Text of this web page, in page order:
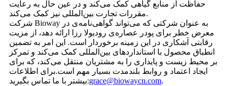
حفاظت از منابع گیاهی کمک می‌کند و در عین حال به رعایت
مقررات تجارت بین‌المللی نیز کمک می‌کند.
شرکت Bioway به عنوان شرکتی که می‌تواند گواهی‌نامه‌ی در
معرض خطر برای پودر عصاره‌ی رودیولا رزا ارائه دهد، از مزیت
رقابتی آشکاری در این زمینه برخوردار است. این امر به تضمین
انطباق محصول با استانداردهای بین‌المللی کمک می‌کند و تمرکز
بر محیط زیست و پایداری را به مشتریان منتقل می‌کند، که برای
ایجاد اعتماد و روابط بلندمدت بسیار مهم است.برای اطلاعات
بیشتر با ما تماس بگیرید:grace@biowaycn.com.